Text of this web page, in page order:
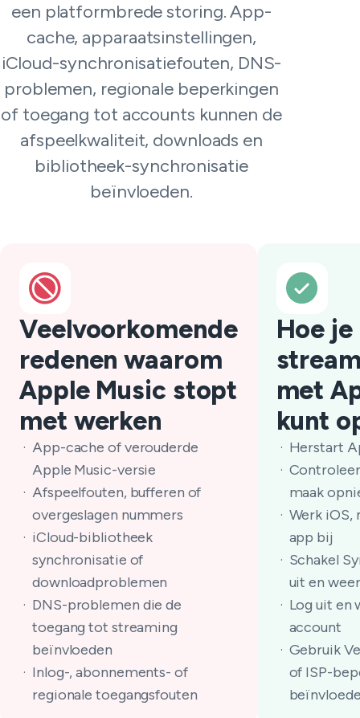
een platformbrede storing. App-
cache, apparaatsinstellingen,
iCloud-synchronisatiefouten, DNS-
problemen, regionale beperkingen
of toegang tot accounts kunnen de
afspeelkwaliteit, downloads en
bibliotheek-synchronisatie
beïnvloeden.
Veelvoorkomende
redenen waarom
Apple Music stopt
met werken
App-cache of verouderde
Apple Music-versie
Afspeelfouten, bufferen of
overgeslagen nummers
iCloud-bibliotheek
synchronisatie of
downloadproblemen
DNS-problemen die de
toegang tot streaming
beïnvloeden
Inlog-, abonnements- of
regionale toegangsfouten
Hoe je
met
kunt
Herstart
maak
Werk iOS,
app bij
Schakel
uit en
Log uit en
account
Gebruik
of ISP-